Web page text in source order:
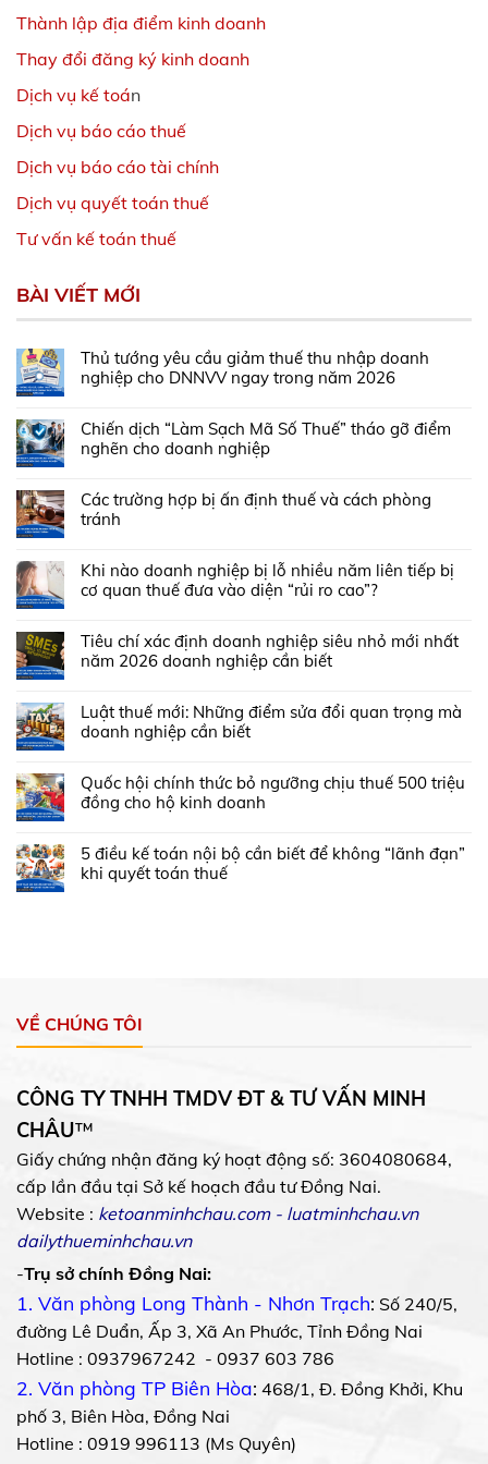
Thành lập địa điểm kinh doanh
Thay đổi đăng ký kinh doanh
Dịch vụ kế toán
Dịch vụ báo cáo thuế
Dịch vụ báo cáo tài chính
Dịch vụ quyết toán thuế
Tư vấn kế toán thuế
BÀI VIẾT MỚI
Thủ tướng yêu cầu giảm thuế thu nhập doanh
nghiệp cho DNNVV ngay trong năm 2026
Chiến dịch “Làm Sạch Mã Số Thuế” tháo gỡ điểm
nghẽn cho doanh nghiệp
Các trường hợp bị ấn định thuế và cách phòng
tránh
Khi nào doanh nghiệp bị lỗ nhiều năm liên tiếp bị
cơ quan thuế đưa vào diện “rủi ro cao”?
Tiêu chí xác định doanh nghiệp siêu nhỏ mới nhất
năm 2026 doanh nghiệp cần biết
Luật thuế mới: Những điểm sửa đổi quan trọng mà
doanh nghiệp cần biết
Quốc hội chính thức bỏ ngưỡng chịu thuế 500 triệu
đồng cho hộ kinh doanh
5 điều kế toán nội bộ cần biết để không “lãnh đạn”
khi quyết toán thuế
VỀ CHÚNG TÔI
CÔNG TY TNHH TMDV ĐT & TƯ VẤN MINH
CHÂU™
Giấy chứng nhận đăng ký hoạt động số: 3604080684,
cấp lần đầu tại Sở kế hoạch đầu tư Đồng Nai.
Website : ketoanminhchau.com- luatminhchau.vn
dailythueminhchau.vn
-Trụ sở chính Đồng Nai:
1. Văn phòng Long Thành - Nhơn Trạch: Số 240/5,
đường Lê Duẩn, Ấp 3, Xã An Phước, Tỉnh Đồng Nai
Hotline : 0937967242 - 0937 603 786
2. Văn phòng TP Biên Hòa: 468/1, Đ. Đồng Khởi, Khu
phố 3, Biên Hòa, Đồng Nai
Hotline : 0919 996113 (Ms Quyên)